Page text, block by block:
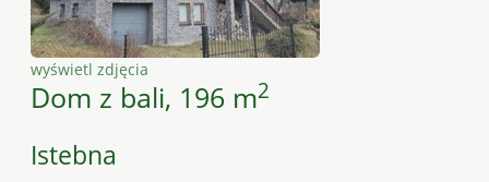
wyświetl zdjęcia
Dom z bali, 196 m2
Istebna